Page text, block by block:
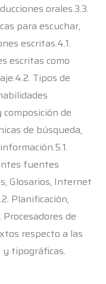
orales.3.3.
para escuchar,
escritas.4.1.
escritas como
Tipos de
de
de búsqueda,
fuentes
Glosarios, Internet
Planificación,
de
respecto a las
tipográficas.